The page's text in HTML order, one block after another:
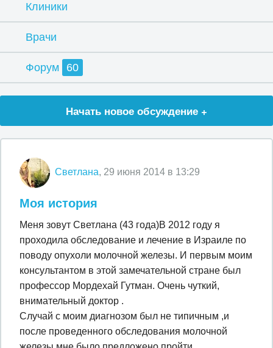
Клиники
Врачи
Форум 60
Начать новое обсуждение +
Светлана, 29 июня 2014 в 13:29
Моя история
Меня зовут Светлана (43 года)В 2012 году я
проходила обследование и лечение в Израиле по
поводу опухоли молочной железы. И первым моим
консультантом в этой замечательной стране был
профессор Мордехай Гутман. Очень чуткий,
внимательный доктор .
Случай с моим диагнозом был не типичным ,и
после проведенного обследования молочной